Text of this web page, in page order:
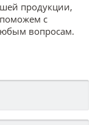
продукции,
с
вопросам.